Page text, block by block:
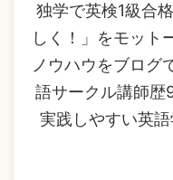
独学で英検1級合
しく！」をモット
ノウハウをブログ
語サークル講師歴
実践しやすい英